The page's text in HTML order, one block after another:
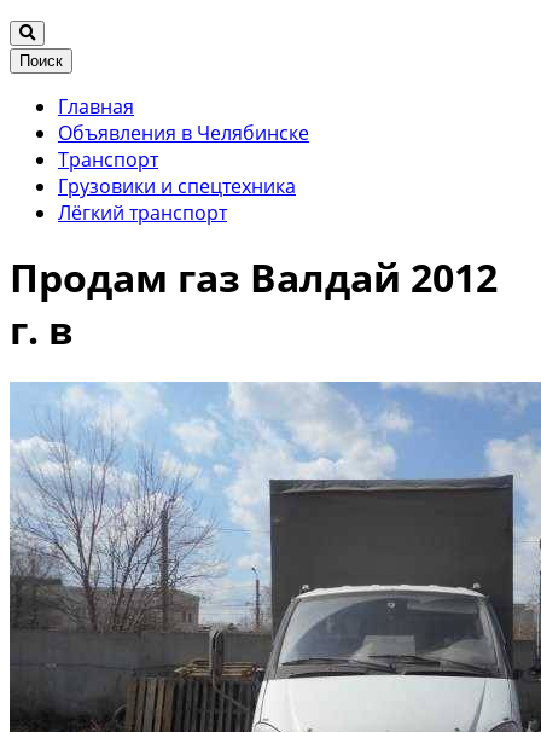
Поиск
Главная
Объявления в Челябинске
Транспорт
Грузовики и спецтехника
Лёгкий транспорт
Продам газ Валдай 2012
г. в